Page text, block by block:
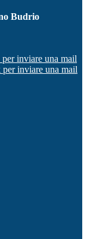
Budrio
inviare una mail
inviare una mail